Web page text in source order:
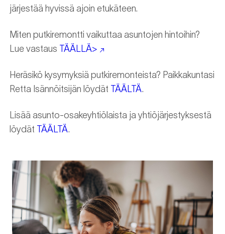
järjestää hyvissä ajoin etukäteen.
Miten putkiremontti vaikuttaa asuntojen hintoihin?
Lue vastaus TÄÄLLÄ>
Heräsikö kysymyksiä putkiremonteista? Paikkakuntasi
Retta Isännöitsijän löydät TÄÄLTÄ.
Lisää asunto-osakeyhtiölaista ja yhtiöjärjestyksestä
löydät TÄÄLTÄ.